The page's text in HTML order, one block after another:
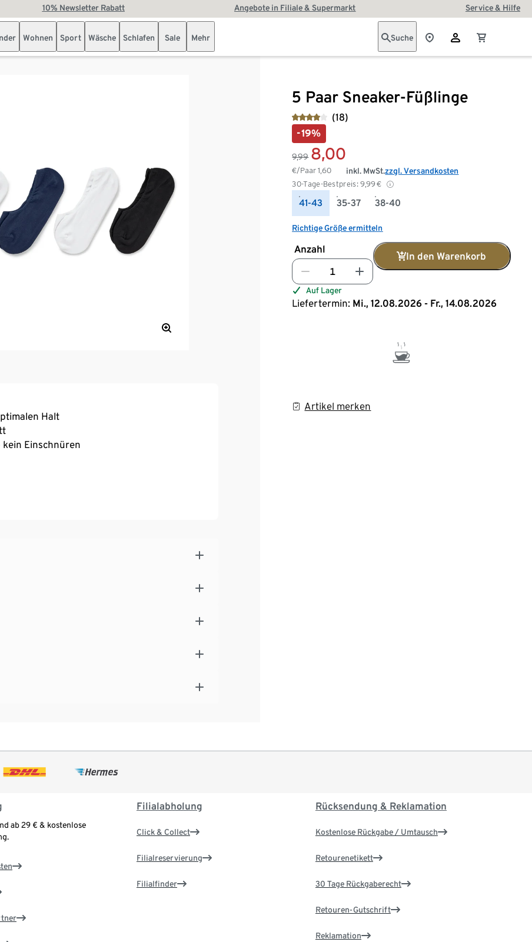
10% Newsletter Rabatt Angebote in Filiale & Supermarkt Service & Hilfe
Wohnen Sport Wäsche Schlafen Sale Mehr Suche
5 Paar Sneaker-Füßlinge
(18)
-19%
9,99 8,00
€/Paar1,60
30-Tage-Bestpreis: 9,99€
inkl. MwSt.zzgl. Versandkosten
41-43 35-37 38-40
Richtige Größe ermitteln
Anzahl
In den Warenkorb
Auf Lager
Liefertermin: Mi., 12.08.2026 - Fr., 14.08.2026
Artikel merken
Halt
Einschnüren
Tragekomfort
ab 29 € & kostenlose
Filialabholung
Click & Collect
Filialreservierung
Filialfinder
Rücksendung & Reklamation
Kostenlose Rückgabe / Umtausch
Retourenetikett
30 Tage Rückgaberecht
Retouren-Gutschrift
Reklamation